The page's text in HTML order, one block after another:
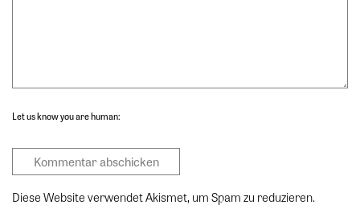
Let us know you are human:
Diese Website verwendet Akismet, um Spam zu reduzieren.